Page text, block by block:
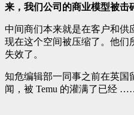
来，我们公司的商业模型被击
中间商们本来就是在客户和供
现在这个空间被压缩了。他们
失效了。
知危编辑部一同事之前在英国
闻，被 Temu 的灌满了已经